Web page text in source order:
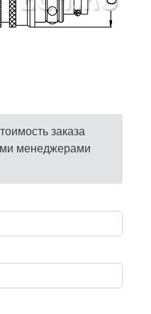
заказа
менеджерами